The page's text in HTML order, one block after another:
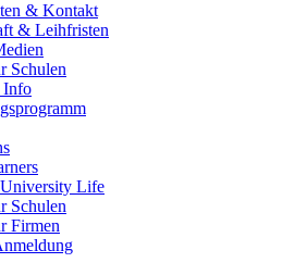
& Kontakt
& Leihfristen
Schulen
Info
Life
Schulen
Firmen